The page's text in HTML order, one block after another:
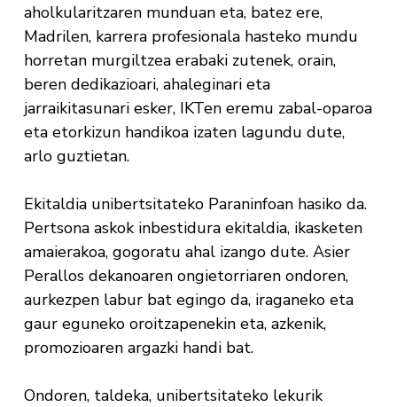
aholkularitzaren munduan eta, batez ere,
Madrilen, karrera profesionala hasteko mundu
horretan murgiltzea erabaki zutenek, orain,
beren dedikazioari, ahaleginari eta
jarraikitasunari esker, IKTen eremu zabal-oparoa
eta etorkizun handikoa izaten lagundu dute,
arlo guztietan.
Ekitaldia unibertsitateko Paraninfoan hasiko da.
Pertsona askok inbestidura ekitaldia, ikasketen
amaierakoa, gogoratu ahal izango dute. Asier
Perallos dekanoaren ongietorriaren ondoren,
aurkezpen labur bat egingo da, iraganeko eta
gaur eguneko oroitzapenekin eta, azkenik,
promozioaren argazki handi bat.
Ondoren, taldeka, unibertsitateko lekurik